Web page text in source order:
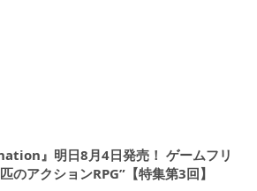
』明日8月4日発売！ ゲームフリ
のアクションRPG”【特集第3回】